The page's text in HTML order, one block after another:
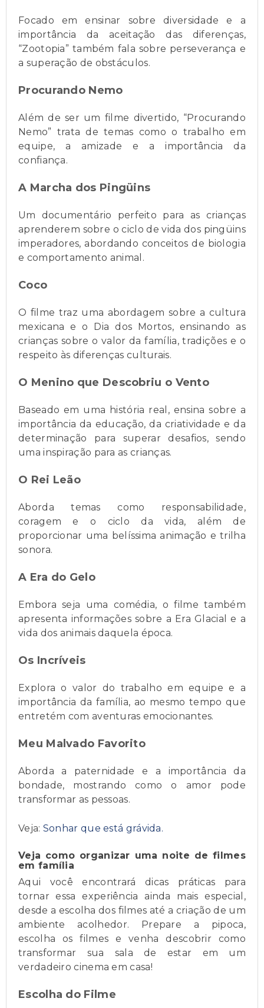
Focado em ensinar sobre diversidade e a
importância da aceitação das diferenças,
“Zootopia” também fala sobre perseverança e
a superação de obstáculos.
Procurando Nemo
Além de ser um filme divertido, “Procurando
Nemo” trata de temas como o trabalho em
equipe, a amizade e a importância da
confiança.
A Marcha dos Pingüins
Um documentário perfeito para as crianças
aprenderem sobre o ciclo de vida dos pingüins
imperadores, abordando conceitos de biologia
e comportamento animal.
Coco
O filme traz uma abordagem sobre a cultura
mexicana e o Dia dos Mortos, ensinando as
crianças sobre o valor da família, tradições e o
respeito às diferenças culturais.
O Menino que Descobriu o Vento
Baseado em uma história real, ensina sobre a
importância da educação, da criatividade e da
determinação para superar desafios, sendo
uma inspiração para as crianças.
O Rei Leão
Aborda temas como responsabilidade,
coragem e o ciclo da vida, além de
proporcionar uma belíssima animação e trilha
sonora.
A Era do Gelo
Embora seja uma comédia, o filme também
apresenta informações sobre a Era Glacial e a
vida dos animais daquela época.
Os Incríveis
Explora o valor do trabalho em equipe e a
importância da família, ao mesmo tempo que
entretém com aventuras emocionantes.
Meu Malvado Favorito
Aborda a paternidade e a importância da
bondade, mostrando como o amor pode
transformar as pessoas.
Veja: Sonhar que está grávida.
Veja como organizar uma noite de filmes
em família
Aqui você encontrará dicas práticas para
tornar essa experiência ainda mais especial,
desde a escolha dos filmes até a criação de um
ambiente acolhedor. Prepare a pipoca,
escolha os filmes e venha descobrir como
transformar sua sala de estar em um
verdadeiro cinema em casa!
Escolha do Filme